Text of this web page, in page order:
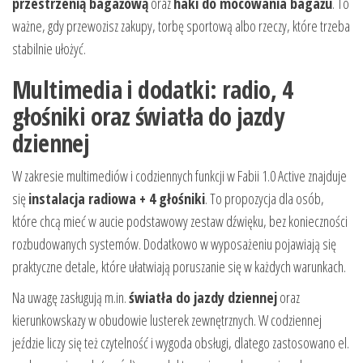
ważne, gdy przewozisz zakupy, torbę sportową albo rzeczy, które trzeba
stabilnie ułożyć.
Multimedia i dodatki: radio, 4
głośniki oraz światła do jazdy
dziennej
W zakresie multimediów i codziennych funkcji w Fabii 1.0 Active znajduje
sięinstalacja radiowa + 4 głośniki. To propozycja dla osób,
które chcą mieć w aucie podstawowy zestaw dźwięku, bez konieczności
rozbudowanych systemów. Dodatkowo w wyposażeniu pojawiają się
praktyczne detale, które ułatwiają poruszanie się w każdych warunkach.
Na uwagę zasługują m.in.światła do jazdy dziennejoraz
kierunkowskazy w obudowie lusterek zewnętrznych. W codziennej
jeździe liczy się też czytelność i wygoda obsługi, dlatego zastosowano el.